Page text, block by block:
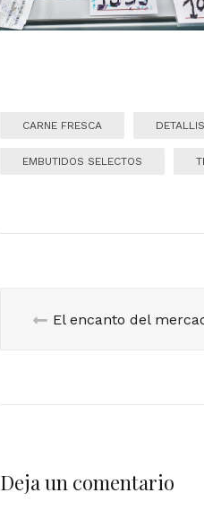
CARNE FRESCA
EMBUTIDOS SELECTOS
Deja un comentario